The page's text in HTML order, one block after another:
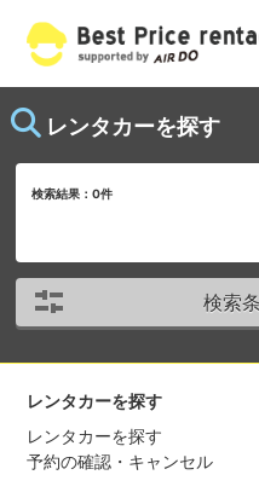
レンタカーを探す
検索結果：0件
検索
レンタカーを探す
レンタカーを探す
予約の確認・キャンセル